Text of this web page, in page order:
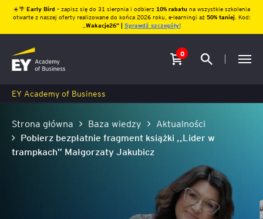
☀️🌴 Early Bird – zapisz się do 31 sierpnia i odbierz10% rabatu na wszystkie szkolenia
otwarte z naszej oferty realizowane do końca 2026 roku, e-learningi aż 50% taniej. Kod:
Wakacje26″ | Sprawdź szczegóły!
0
EY Academy of Business
Strona główna Baza wiedzy
Aktualności
Pobierz bezpłatnie fragment książki ,,Lider w
trampkach” Małgorzaty Jakubicz